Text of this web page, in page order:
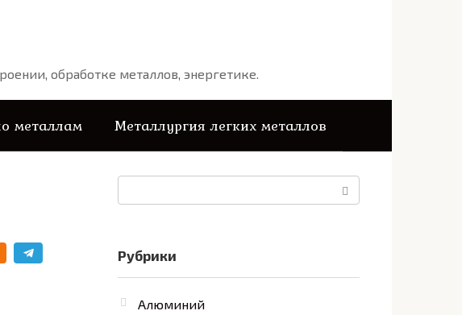
обработке металлов, энергетике.
металлам Металлургия легких металлов
Рубрики
Алюминий